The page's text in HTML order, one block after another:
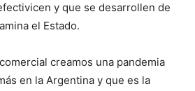
y que se desarrollen de
el Estado.
creamos una pandemia
en la Argentina y que es la